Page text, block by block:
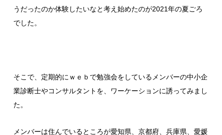
うだったのか体験したいなと考え始めたのが2021年の夏ごろ
でした。
そこで、定期的にｗｅｂで勉強会をしているメンバーの中小企
業診断士やコンサルタントを、ワーケーションに誘ってみまし
た。
メンバーは住んでいるところが愛知県、京都府、兵庫県、愛媛